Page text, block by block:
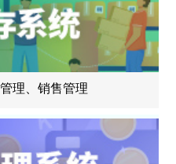
理、销售管理